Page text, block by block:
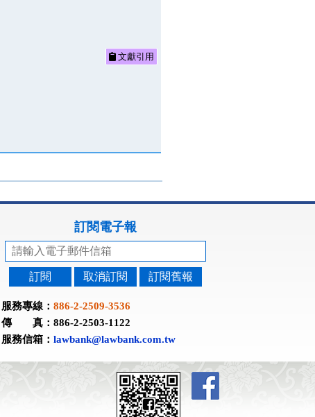
文獻引用
訂閱電子報
訂閱 取消訂閱 訂閱舊報
服務專線： 886-2-2509-3536
傳 真：886-2-2503-1122
服務信箱： lawbank@lawbank.com.tw